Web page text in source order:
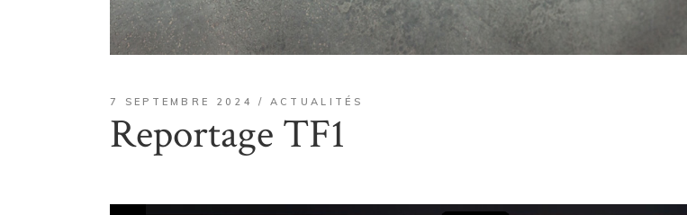
7 SEPTEMBRE 2024 ACTUALITÉS
Reportage TF1